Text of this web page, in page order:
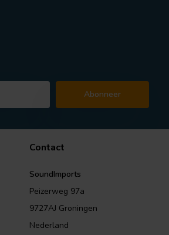
Abonneer
Contact
SoundImports
Peizerweg 97a
9727AJ Groningen
Nederland